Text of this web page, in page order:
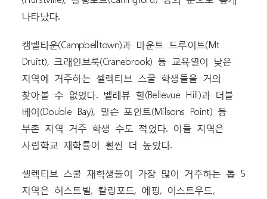
나타났다.
캠벨타운(Campbelltown)과 마운트 드루이트(Mt
Druitt), 크래인브룩(Cranebrook) 등 교육열이 낮은
지역에 거주하는 셀렉티브 스쿨 학생들을 거의
찾아볼 수 없었다. 벨레뷰 힐(Bellevue Hill)과 더블
베이(Double Bay), 밀슨 포인트(Milsons Point) 등
부촌 지역 거주 학생 수도 적었다. 이들 지역은
사립학교 재학률이 훨씬 더 높았다.
셀렉티브 스쿨 재학생들이 가장 많이 거주하는 톱 5
지역은 허스트빌, 칼링포드, 에핑, 이스트우드,